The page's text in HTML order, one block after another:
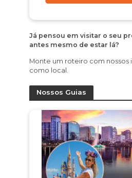
Já pensou em visitar o seu
antes mesmo de estar lá?
Monte um roteiro com nossos
como local.
Nossos Guias